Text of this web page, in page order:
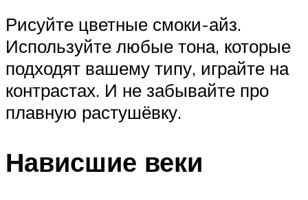
Рисуйте цветные смоки-айз.
Используйте любые тона, которые
подходят вашему типу, играйте на
контрастах. И не забывайте про
плавную растушёвку.
Нависшие веки